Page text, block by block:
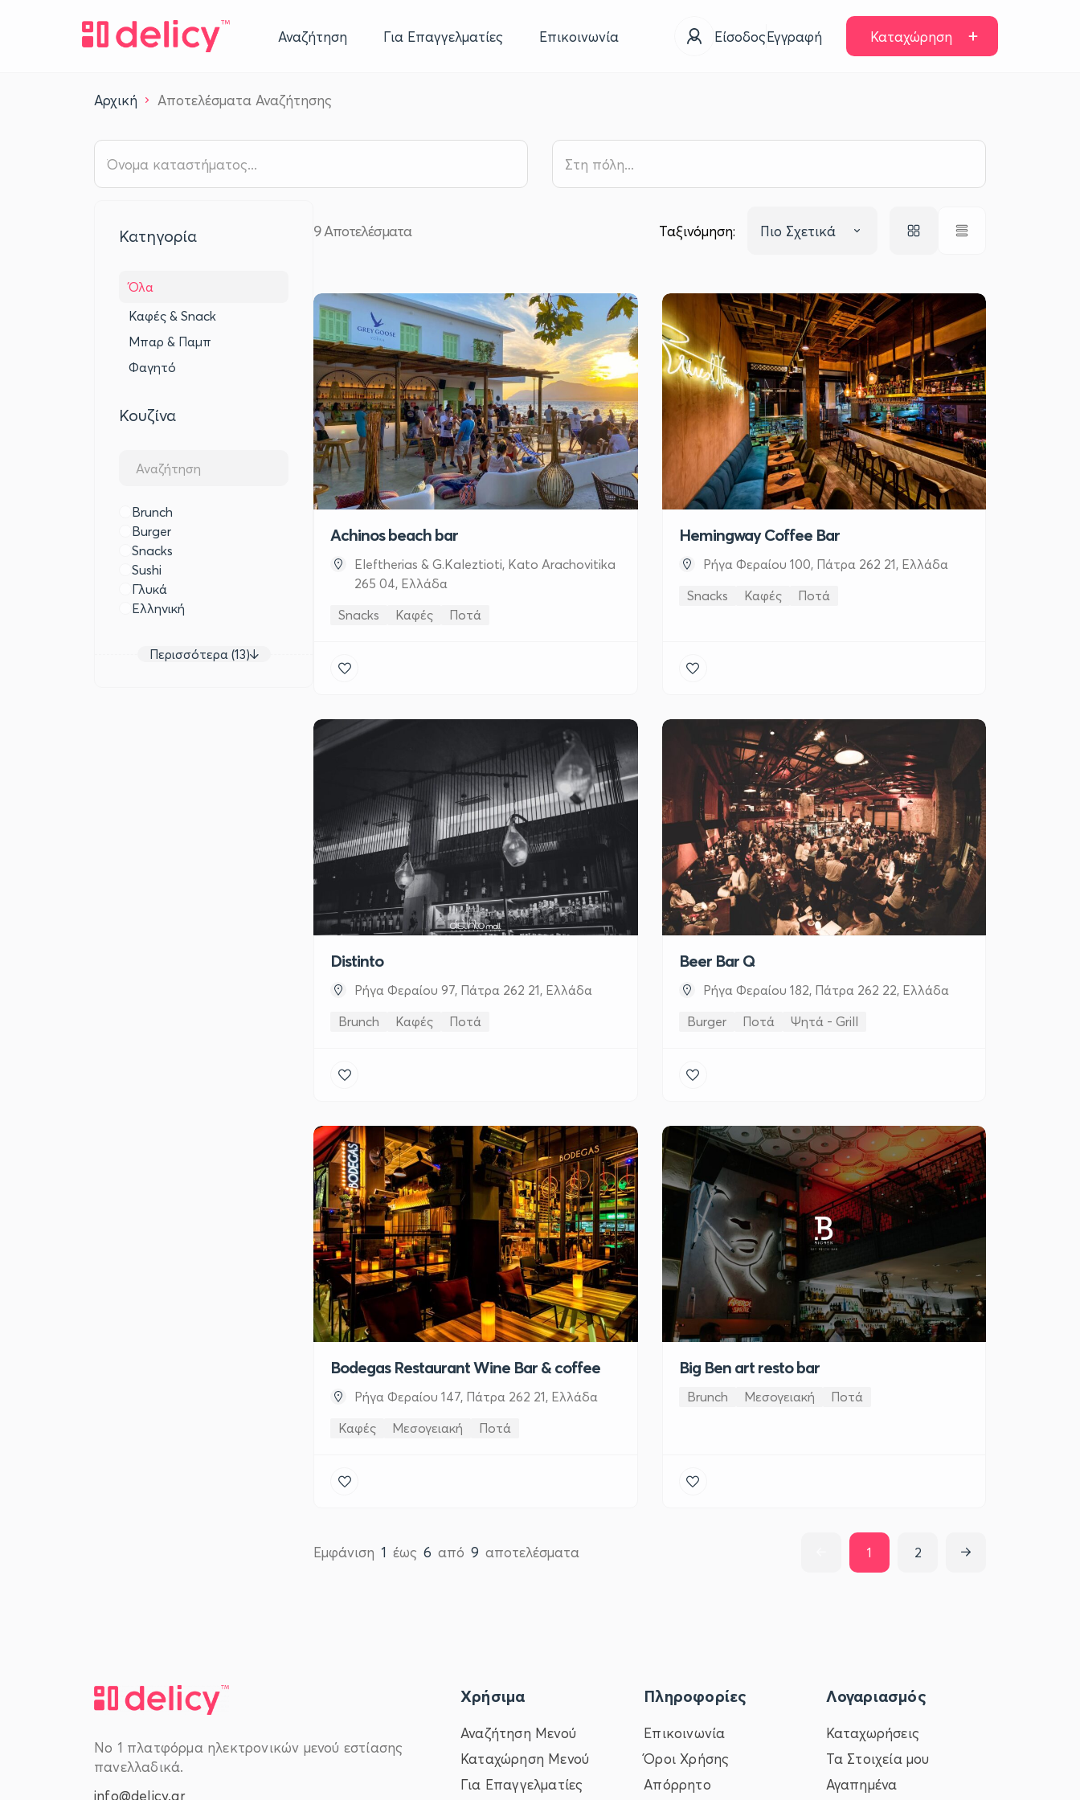
Αναζήτηση Για Επαγγελματίες Επικοινωνία ΕίσοδοςΕγγραφή Καταχώρηση
Αρχική Αποτελέσματα Αναζήτησης
Κατηγορία
Όλα
Καφές & Snack
Μπαρ & Παμπ
Φαγητό
Κουζίνα
Brunch
Burger
Snacks
Sushi
Γλυκά
Ελληνική
Περισσότερα (13)
9Αποτελέσματα Ταξινόμηση: Πιο Σχετικά
Achinos beach bar
Eleftherias & G.Kaleztioti, Kato Arachovitika
265 04, Ελλάδα
Snacks
Καφές Ποτά
Hemingway Coffee Bar
Ρήγα Φεραίου 100, Πάτρα 262 21, Ελλάδα
Snacks
Καφές Ποτά
Distinto
Ρήγα Φεραίου 97, Πάτρα 262 21, Ελλάδα
Brunch
Καφές Ποτά
Beer Bar Q
Ρήγα Φεραίου 182, Πάτρα 262 22, Ελλάδα
Burger
Ποτά Ψητά - Grill
Bodegas Restaurant Wine Bar & coffee
Ρήγα Φεραίου 147, Πάτρα 262 21, Ελλάδα
Καφές
Μεσογειακή Ποτά
Big Ben art resto bar
Brunch Μεσογειακή Ποτά
Εμφάνιση 1 έως 6 από 9 αποτελέσματα 1 2
Νο 1 πλατφόρμα ηλεκτρονικών μενού εστίασης
πανελλαδικά.
info@delicy.gr
Χρήσιμα
Αναζήτηση Μενού
Καταχώρηση Μενού
Για Επαγγελματίες
Πληροφορίες
Επικοινωνία
Όροι Χρήσης
Απόρρητο
Λογαριασμός
Καταχωρήσεις
Τα Στοιχεία μου
Αγαπημένα